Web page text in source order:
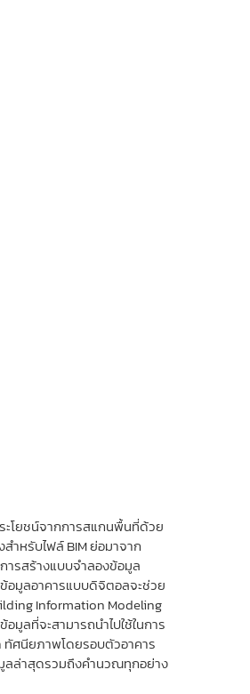
ะโยชน์จากการสแกนพื้นที่ด้วย
ำหรับไฟล์ BIM ย่อมาจาก
ารสร้างแบบจำลองข้อมูล
อมูลอาคารแบบดิจิตอลจะช่วย
Information Modeling
มูลที่จะสามารถนำไปใช้ในการ
ทัศนียภาพโดยรอบตัวอาคาร
ลล่าสุดรวมถึงคำนวณทุกอย่าง